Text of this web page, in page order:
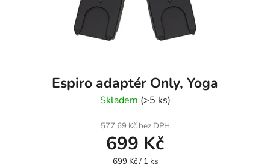
Espiro adaptér Only, Yoga
Skladem (>5 ks)
577,69 Kč bez DPH
699 Kč
Měrná
699 Kč / 1 ks